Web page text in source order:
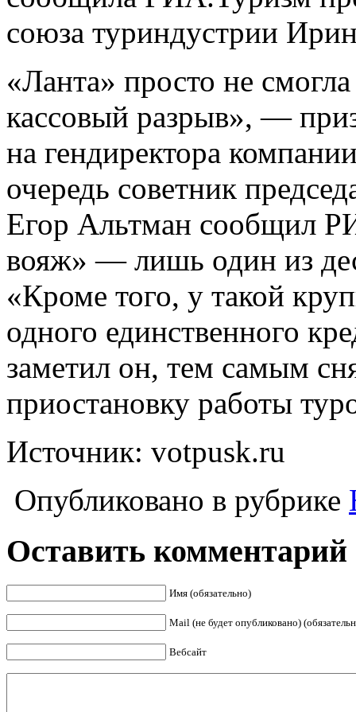
союза туриндустрии
«Ланта» просто не
кассовый разрыв», —
на гендиректора
очередь советник
Егор Альтман сообщил
вояж» — лишь один из
«Кроме того, у такой
одного единственного
заметил он, тем самым
приостановку работы
Источник: votpusk.ru
Опубликовано в рубрике
Оставить комментарий
Имя (обязательно)
Mail (не будет опубликовано)
Вебсайт